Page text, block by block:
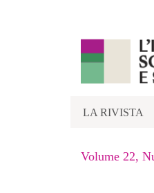
content
LA RIVISTA
Volume 22,